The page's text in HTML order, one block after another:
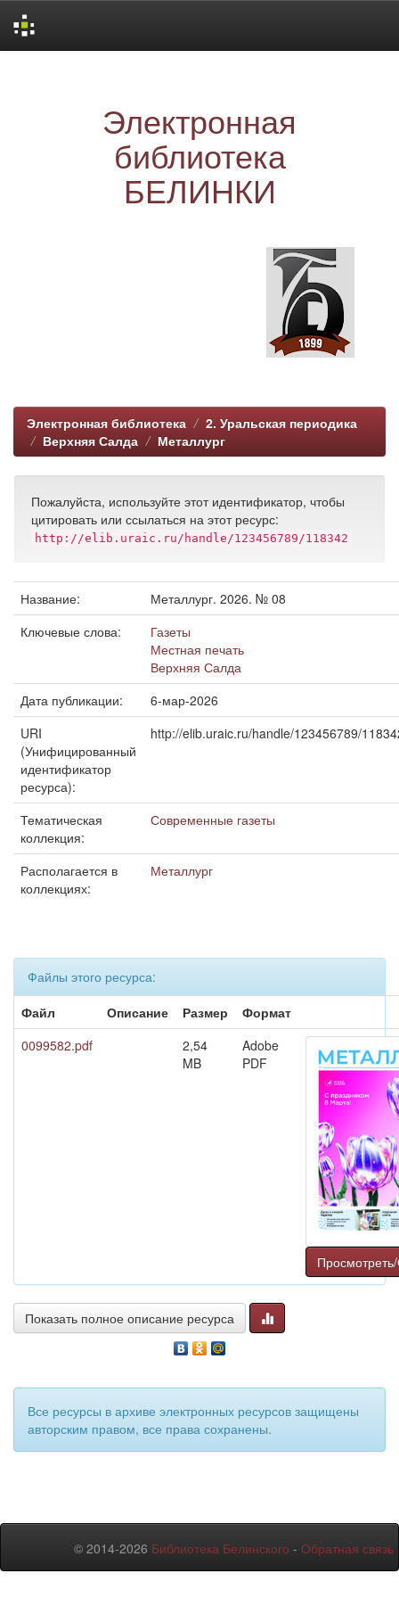
Электронная
библиотека
БЕЛИНКИ
Электронная библиотека
2. Уральская периодика
Верхняя Салда
Металлург
Пожалуйста, используйте этот идентификатор, чтобы
цитировать или ссылаться на этот ресурс:
http://elib.uraic.ru/handle/123456789/118342
Название:
Металлург. 2026. № 08
Ключевые слова:
Газеты
Местная печать
Верхняя Салда
Дата публикации:
6-мар-2026
URI
(Унифицированный
идентификатор
ресурса):
http://elib.uraic.ru/handle/123456789/
Тематическая
коллекция:
Современные газеты
Располагается в
коллекциях:
Металлург
Файлы этого ресурса:
Файл
Описание Размер
Формат
0099582.pdf
2,54
MB
Adobe
PDF
Показать полное описание ресурса
Все ресурсы в архиве электронных ресурсов защищены
авторским правом, все права сохранены.
© 2014-2026 Библиотека Белинского - Обратная связь